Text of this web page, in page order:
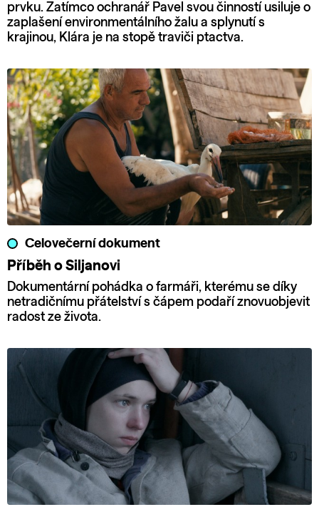
prvku. Zatímco ochranář Pavel svou činností usiluje o
zaplašení environmentálního žalu a splynutí s
krajinou, Klára je na stopě traviči ptactva.
Celovečerní dokument
Příběh o Siljanovi
Dokumentární pohádka o farmáři, kterému se díky
netradičnímu přátelství s čápem podaří znovuobjevit
radost ze života.